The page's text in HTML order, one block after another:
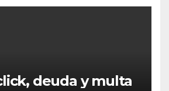
deuda y multa